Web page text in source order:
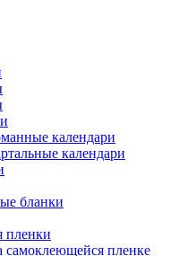
календари
календари
бланки
пленки
самоклеющейся пленке